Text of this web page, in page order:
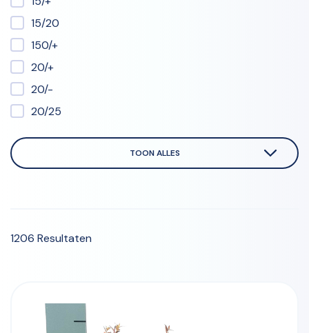
15/20
150/+
20/+
20/-
20/25
TOON ALLES
1206 Resultaten